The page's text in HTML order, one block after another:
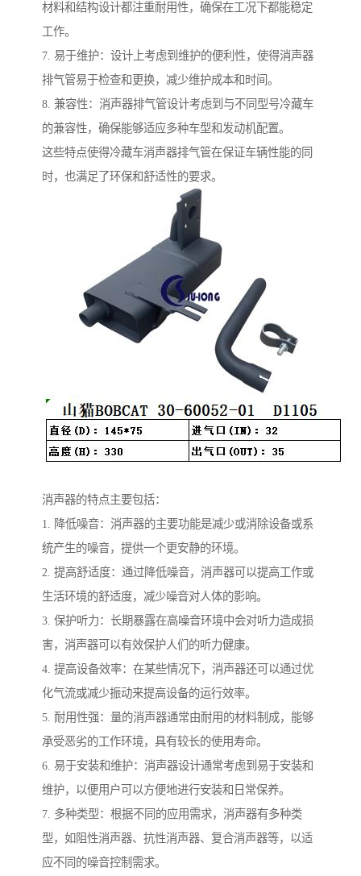
材料和结构设计都注重耐用性，确保在工况下都能稳定
工作。
7. 易于维护：设计上考虑到维护的便利性，使得消声器
排气管易于检查和更换，减少维护成本和时间。
8. 兼容性：消声器排气管设计考虑到与不同型号冷藏车
的兼容性，确保能够适应多种车型和发动机配置。
这些特点使得冷藏车消声器排气管在保证车辆性能的同
时，也满足了环保和舒适性的要求。
消声器的特点主要包括：
1. 降低噪音：消声器的主要功能是减少或消除设备或系
统产生的噪音，提供一个更安静的环境。
2. 提高舒适度：通过降低噪音，消声器可以提高工作或
生活环境的舒适度，减少噪音对人体的影响。
3. 保护听力：长期暴露在高噪音环境中会对听力造成损
害，消声器可以有效保护人们的听力健康。
4. 提高设备效率：在某些情况下，消声器还可以通过优
化气流或减少振动来提高设备的运行效率。
5. 耐用性强：量的消声器通常由耐用的材料制成，能够
承受恶劣的工作环境，具有较长的使用寿命。
6. 易于安装和维护：消声器设计通常考虑到易于安装和
维护，以便用户可以方便地进行安装和日常保养。
7. 多种类型：根据不同的应用需求，消声器有多种类
型，如阻性消声器、抗性消声器、复合消声器等，以适
应不同的噪音控制需求。